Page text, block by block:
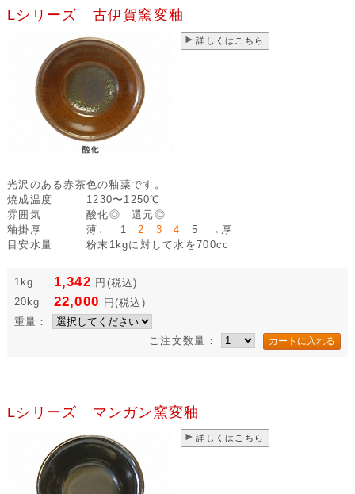
Lシリーズ 古伊賀窯変釉
詳しくはこちら
光沢のある赤茶色の釉薬です。
焼成温度
1230〜1250℃
雰囲気
酸化◎ 還元◎
釉掛厚
薄← 1 2 3 45 →厚
目安水量
粉末1kgに対して水を700cc
1kg 1,342 円 (税込)
20kg
22,000 円 (税込)
重量：
ご注文数量：
Lシリーズ マンガン窯変釉
詳しくはこちら